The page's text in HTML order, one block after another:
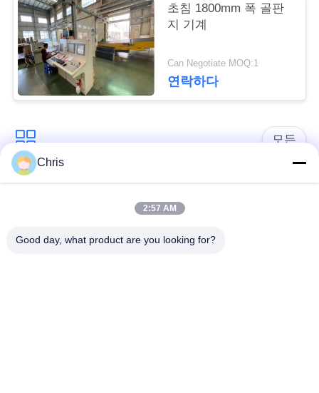
인
용
문
요
구
초침 1800mm 폭 골판
지 기계
Can Negotiate MOQ:1
연락하다
모든
비 부직물 산업용 롤러
패널
산업용 벨트
Chris
2:57 AM
Good day, what product are you looking for?